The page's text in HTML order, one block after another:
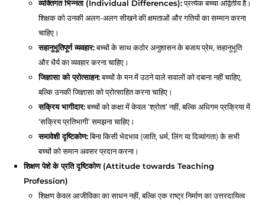
व्यक्तिगत भिन्नता (Individual Differences):प्रत्येक बच्चा अद्वितीय है।
शिक्षक को उनकी अलग-अलग सीखने की क्षमताओं और गतियों का सम्मान करना
चाहिए।
सहानुभूतिपूर्ण व्यवहार:बच्चों के साथ कठोर अनुशासन के बजाय प्रेम, सहानुभूति
और धैर्य का व्यवहार करना चाहिए।
जिज्ञासा को प्रोत्साहन:बच्चों के मन में उठने वाले सवालों को दबाना नहीं चाहिए,
बल्कि उनकी जिज्ञासा को प्रोत्साहित करना चाहिए।
सक्रिय भागीदार:बच्चों को कक्षा में केवल ‘श्रोता’ नहीं, बल्कि अधिगम प्रक्रिया में
‘सक्रिय प्रतिभागी’ समझना चाहिए।
समावेशी दृष्टिकोण:बिना किसी भेदभाव (जाति, धर्म, लिंग या दिव्यांगता) के सभी
बच्चों को समान अवसर प्रदान करना।
शिक्षण पेशे के प्रति दृष्टिकोण (Attitude towards Teaching
Profession)
शिक्षण केवल आजीविका का साधन नहीं, बल्कि एक राष्ट्र निर्माण का उत्तरदायित्व